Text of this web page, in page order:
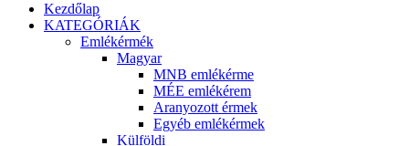
Kezdőlap
KATEGÓRIÁK
Emlékérmék
Magyar
MNB emlékérme
MÉE emlékérem
Aranyozott érmek
Egyéb emlékérmek
Külföldi